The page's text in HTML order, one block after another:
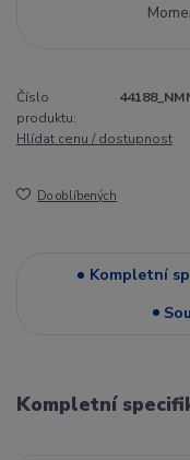
Číslo
produktu:
Hlídat cenu / dostupnost
Do oblíbených
Kompletní
Kompletní